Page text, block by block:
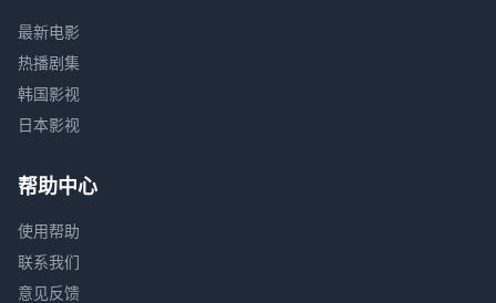
最新电影
热播剧集
韩国影视
日本影视
帮助中心
使用帮助
联系我们
意见反馈